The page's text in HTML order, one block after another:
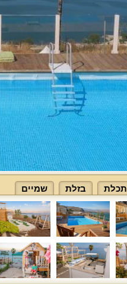
תכלת בזלת שמיים